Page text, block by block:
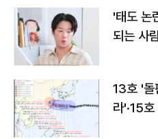
'태도 논
되는 사
13호 '돌
라'·15